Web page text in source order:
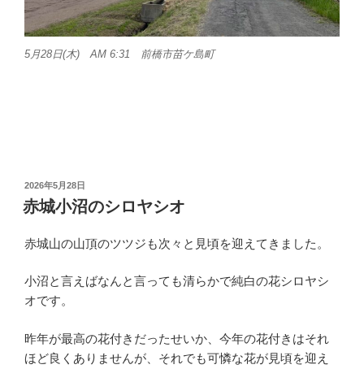
5月28日(木) AM 6:31 前橋市苗ケ島町
投
稿
日:
2026年5月28日
赤城小沼のシロヤシオ
赤城山の山頂のツツジも次々と見頃を迎えてきました。
小沼と言えばなんと言っても清らかで純白の花シロヤシ
オです。
昨年が最高の花付きだったせいか、今年の花付きはそれ
ほど良くありませんが、それでも可憐な花が見頃を迎え